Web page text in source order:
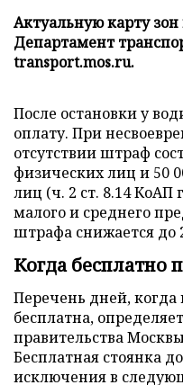
Актуальную карту
Департамент
transport.mos.ru.
После остановки у
оплату. При
отсутствии штраф
физических лиц и 50
лиц (ч. 2 ст. 8.14 КоАП
малого и среднего
штрафа снижается до
Когда бесплатно
Перечень дней, когда
бесплатна,
правительства
Бесплатная стоянка
исключения в